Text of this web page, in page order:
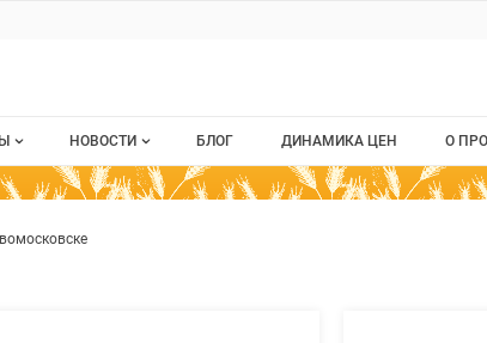
НОВОСТИ
Новости рынка
БЛОГ ДИНАМИКА ЦЕН О
О
для ККЦ в